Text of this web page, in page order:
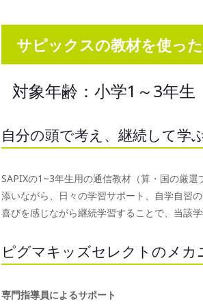
サピックスの教材を使っ
対象年齢：小学1～3年生
自分の頭で考え、継続して学
SAPIXの1~3年生用の通信教材（算・国の厳
添いながら、日々の学習サポート、自学自習
喜びを感じながら継続学習することで、当該
ピグマキッズセレクトのメカ
専門指導員によるサポート